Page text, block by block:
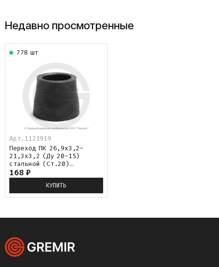
Недавно просмотренные
Арт. 1121919
778 шт
Переход ПК 26,9х3,2-
21,3х3,2 (Ду 20-15)
стальной (Ст.20)
концентрический исп.1
ГОСТ 17378
168 ₽
КУПИТЬ